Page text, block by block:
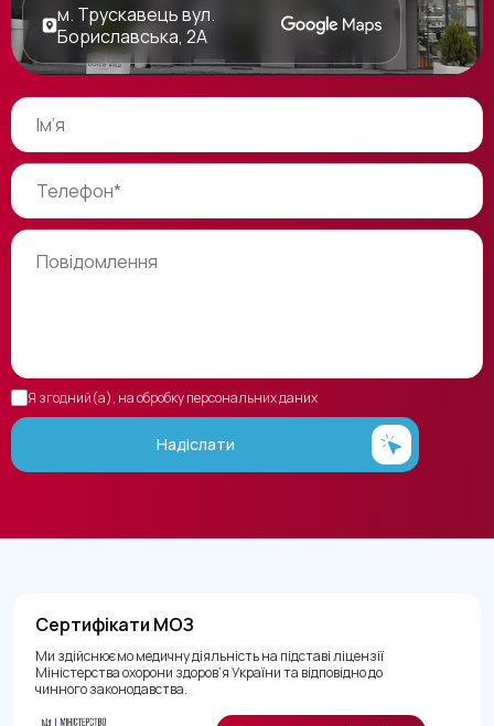
Я згодний(а), на обробку персональних даних
Надіслати
м. Трускавець вул.
Бориславська, 2А
Сертифікати МОЗ
Ми здійснюємо медичну діяльність на підставі ліцензії
Міністерства охорони здоров’я України та відповідно до
чинного законодавства.